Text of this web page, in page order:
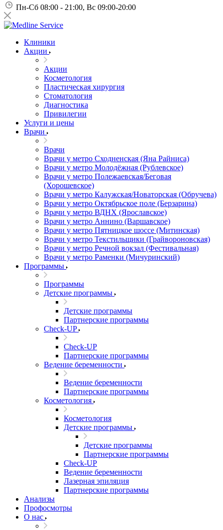
Пн-Сб 08:00 - 21:00, Вс 09:00-20:00
Клиники
Акции
Акции
Косметология
Пластическая хирургия
Стоматология
Диагностика
Привилегии
Услуги и цены
Врачи
Врачи
Врачи у метро Сходненская (Яна Райниса)
Врачи у метро Молодёжная (Рублевское)
Врачи у метро Полежаевская/Беговая
(Хорошевское)
Врачи у метро Калужская/Новаторская (Обручева)
Врачи у метро Октябрьское поле (Берзарина)
Врачи у метро ВДНХ (Ярославское)
Врачи у метро Аннино (Варшавское)
Врачи у метро Пятницкое шоссе (Митинская)
Врачи у метро Текстильщики (Грайвороновская)
Врачи у метро Речной вокзал (Фестивальная)
Врачи у метро Раменки (Мичуринский)
Программы
Программы
Детские программы
Детские программы
Партнерские программы
Check-UP
Check-UP
Партнерские программы
Ведение беременности
Ведение беременности
Партнерские программы
Косметология
Косметология
Детские программы
Детские программы
Партнерские программы
Check-UP
Ведение беременности
Лазерная эпиляция
Партнерские программы
Анализы
Профосмотры
О нас